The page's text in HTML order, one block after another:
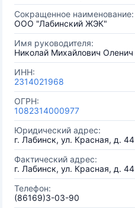
Сокращенное наименование:
ООО "Лабинский ЖЭК"
Имя руководителя:
Николай Михайлович Оленич
ИНН:
2314021968
ОГРН:
1082314000977
Юридический адрес:
г. Лабинск, ул. Красная, д. 44
Фактический адрес:
г. Лабинск, ул. Красная, д. 44
Телефон:
(86169)3-03-90